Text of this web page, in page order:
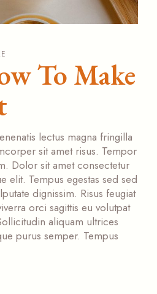
To Make
lectus magna fringilla
sit amet risus. Tempor
Dolor sit amet consectetur
elit. Tempus egestas sed sed
dignissim. Risus feugiat
orci sagittis eu volutpat
aliquam ultrices
purus semper. Tempus